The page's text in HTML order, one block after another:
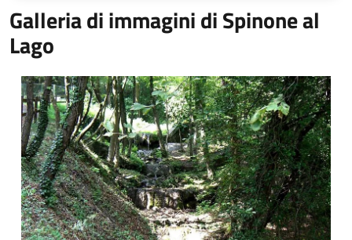
Galleria di immagini di Spinone al
Lago
Valle del Tuf